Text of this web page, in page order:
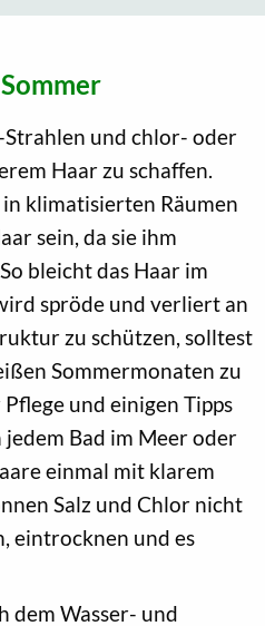
Strahlen und chlor- oder
Haar zu schaffen.
klimatisierten Räumen
sein, da sie ihm
bleicht das Haar im
spröde und verliert an
zu schützen, solltest
Sommermonaten zu
und einigen Tipps
Bad im Meer oder
einmal mit klarem
Salz und Chlor nicht
eintrocknen und es
dem Wasser- und